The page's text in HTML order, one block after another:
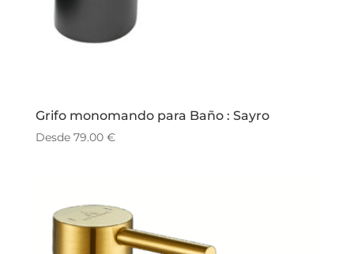
Grifo monomando para Baño : Sayro
Desde 79.00 €